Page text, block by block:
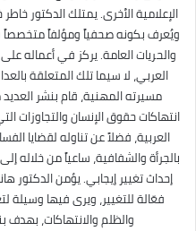
الإعلامية الأخرى. يمتلك الدكتور
ويُعرف بكونه صحفياً ومؤلفاً
والحريات العامة. يركز في أعماله
العربي، لا سيما تلك المتعلقة
مسيرته المهنية، قام بنشر
انتهاكات حقوق الإنسان والتجاوزات
العربية، فضلاً عن تناوله لقضايا
بالجرأة والشفافية، ساعياً من
إحداث تغيير إيجابي. يؤمن الدكتور
فعّالة للتغيير، ويرى فيها وسيلة
والظلم والانتهاكات، بهدف